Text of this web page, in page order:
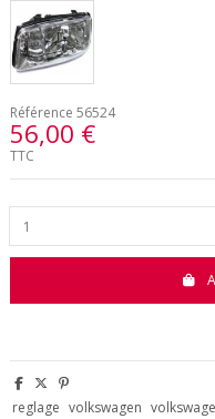
Référence 56524
56,00 €
TTC
reglage volkswagen